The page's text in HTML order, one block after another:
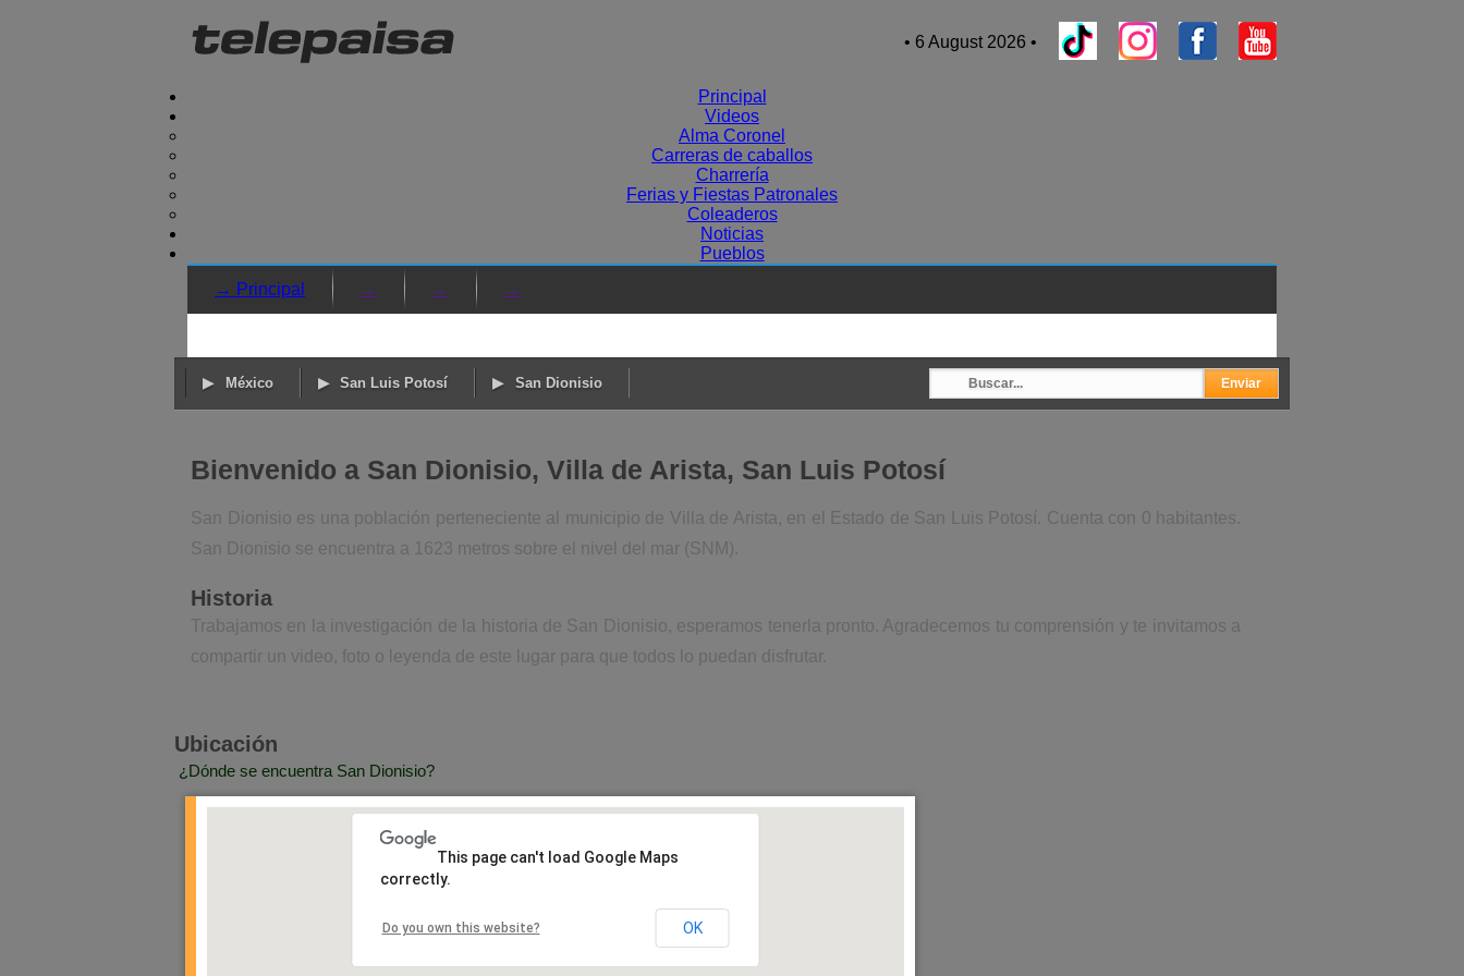
• 6 August 2026 •
Principal
Videos
Alma Coronel
Carreras de caballos
Charrería
Ferias y Fiestas Patronales
Coleaderos
Noticias
Pueblos
→ Principal
→ → →
México San Luis Potosí San Dionisio
Bienvenido a San Dionisio, Villa de Arista, San Luis Potosí
San Dionisio es una población perteneciente al municipio de Villa de Arista, en el Estado de San Luis Potosí. Cuenta con 0 habitantes.
San Dionisio se encuentra a 1623 metros sobre el nivel del mar (SNM).
Historia
Trabajamos en la investigación de la historia de San Dionisio, esperamos tenerla pronto. Agradecemos tu comprensión y te invitamos a
compartir un video, foto o leyenda de este lugar para que todos lo puedan disfrutar.
Ubicación
¿Dónde se encuentra San Dionisio?
This page can't load Google Maps
correctly.
Do you own this website? OK